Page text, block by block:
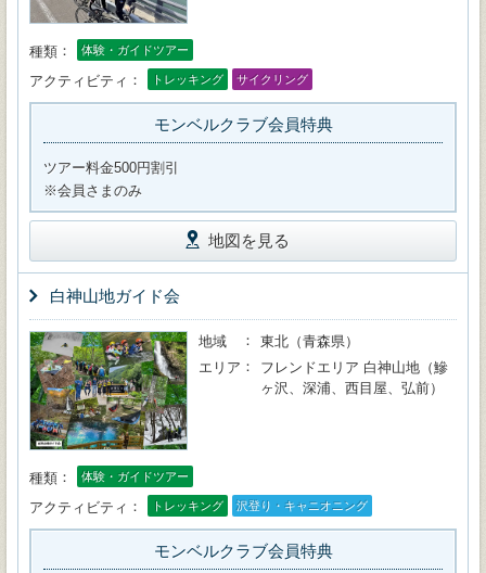
種類 体験・ガイドツアー
アクティビティ トレッキング サイクリング
モンベルクラブ会員特典
ツアー料金500円割引
※会員さまのみ
地図を見る
白神山地ガイド会
地域
東北（青森県）
エリア
フレンドエリア 白神山地（鰺
ヶ沢、深浦、西目屋、弘前）
種類 体験・ガイドツアー
アクティビティ トレッキング 沢登り・キャニオニング
モンベルクラブ会員特典